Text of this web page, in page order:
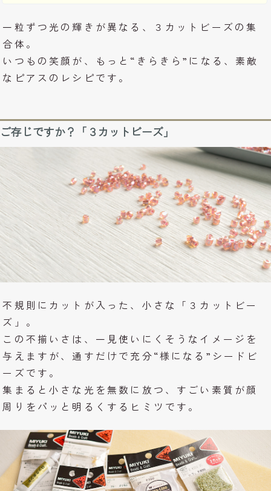
一粒ずつ光の輝きが異なる、３カットビーズの集
合体。
いつもの笑顔が、もっと“きらきら”になる、素敵
なピアスのレシピです。
ご存じですか？「３カットビーズ」
不規則にカットが入った、小さな「３カットビー
ズ」。
この不揃いさは、一見使いにくそうなイメージを
与えますが、通すだけで充分“様になる”シードビ
ーズです。
集まると小さな光を無数に放つ、すごい素質が顔
周りをパッと明るくするヒミツです。